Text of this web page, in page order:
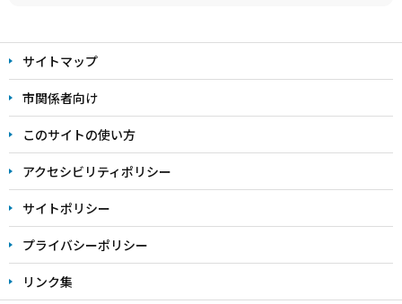
文
こ
こ
ま
サイトマップ
市関係者向け
このサイトの使い方
アクセシビリティポリシー
サイトポリシー
プライバシーポリシー
リンク集